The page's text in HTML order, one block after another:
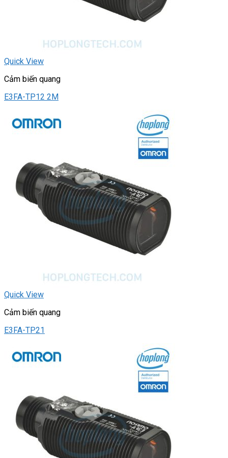
Quick View
Cảm biến quang
E3FA-TP12 2M
Quick View
Cảm biến quang
E3FA-TP21